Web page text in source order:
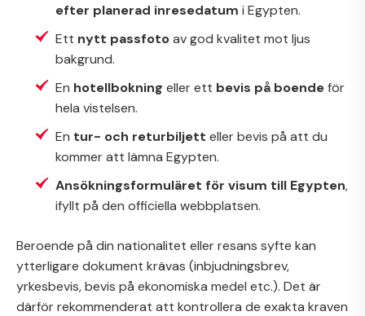
efter planerad inresedatum i Egypten.
Ett nytt passfotoav god kvalitet mot ljus
bakgrund.
En hotellbokning eller ett bevis på boendeför
hela vistelsen.
En tur- och returbiljett eller bevis på att du
kommer att lämna Egypten.
Ansökningsformuläret för visum till Egypten,
ifyllt på den officiella webbplatsen.
Beroende på din nationalitet eller resans syfte kan
ytterligare dokument krävas (inbjudningsbrev,
yrkesbevis, bevis på ekonomiska medel etc.). Det är
därför rekommenderat att kontrollera de exakta kraven